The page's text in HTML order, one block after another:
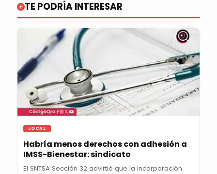
TE PODRÍA INTERESAR
LOCAL
Habría menos derechos con adhesión a
IMSS-Bienestar: sindicato
El SNTSA Sección 32 advirtió que la incorporación